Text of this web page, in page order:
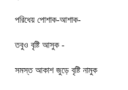
পরিধেয় পোশাক-আশাক-
তবুও বৃষ্টি আসুক -
সমস্ত আকাশ জুড়ে বৃষ্টি নামুক